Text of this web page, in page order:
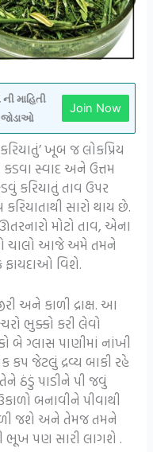
માહિતી
જોડાઓ
Join Now
ખૂબ જ લોકપ્રિય
સ્વાદ અને ઉત્તમ
કરિયાતું તાવ ઉપર
સારો થાય છે.
મોટો તાવ, એના
ચાલો આજે અમે તમને
ફાયદાઓ વિશે.
અને કાળી દ્રાક્ષ. આ
ભુક્કો કરી લેવો
ગ્લાસ પાણીમાં નાંખી
જેટલું દ્રવ્ય બાકી રહે
ઠંડું પાડીને પી જવું
બનાવીને પીવાથી
જશે અને તેમજ તમને
ભૂખ પણ સારી લાગશે .